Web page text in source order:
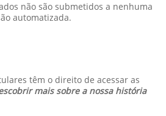
não são submetidos a nenhuma
automatizada.
têm o direito de acessar as
mais sobre a nossa história